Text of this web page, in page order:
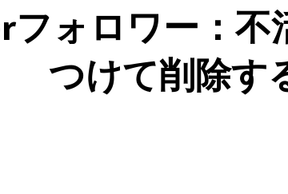
ォロワー：不
つけて削除す